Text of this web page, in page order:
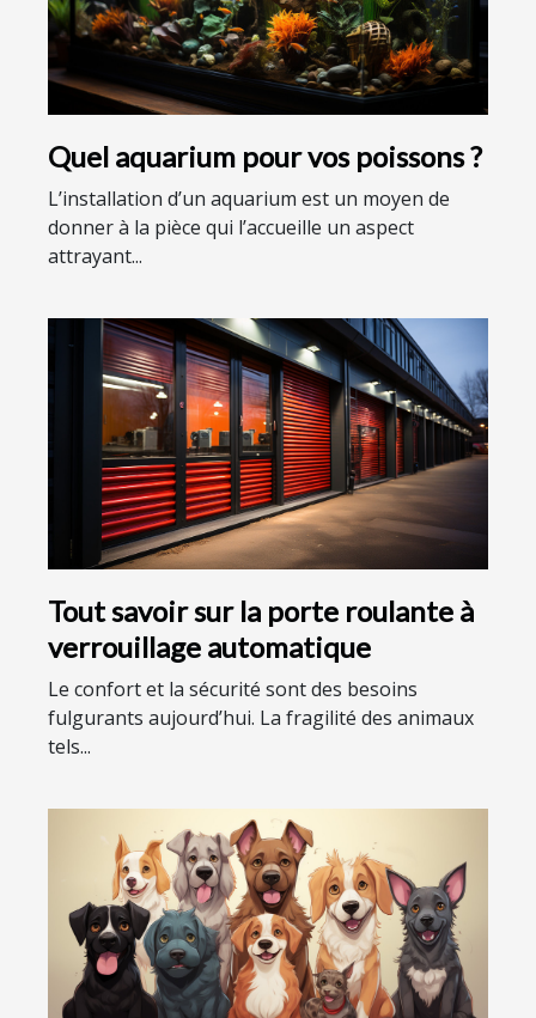
Quel aquarium pour vos poissons ?
L’installation d’un aquarium est un moyen de
donner à la pièce qui l’accueille un aspect
attrayant...
Tout savoir sur la porte roulante à
verrouillage automatique
Le confort et la sécurité sont des besoins
fulgurants aujourd’hui. La fragilité des animaux
tels...